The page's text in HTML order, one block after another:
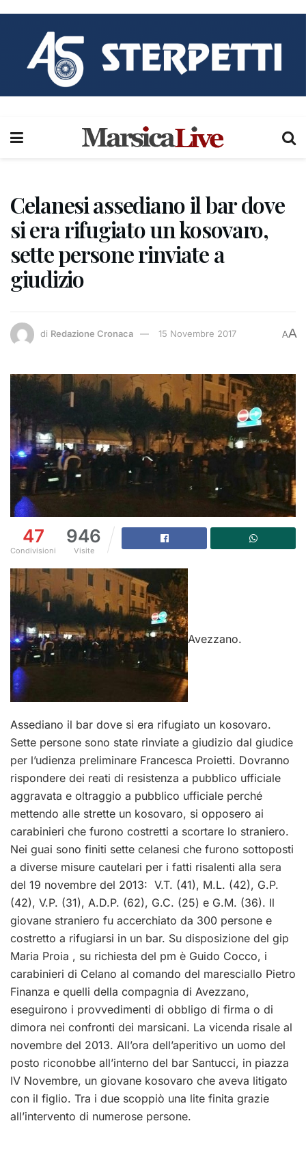
Celanesi assediano il bar dove
si era rifugiato un kosovaro,
sette persone rinviate a
giudizio
di Redazione Cronaca 15 Novembre 2017 AA
47
Condivisioni
946
Visite
Avezzano.
Assediano il bar dove si era rifugiato un kosovaro.
Sette persone sono state rinviate a giudizio dal giudice
per l’udienza preliminare Francesca Proietti. Dovranno
rispondere dei reati di resistenza a pubblico ufficiale
aggravata e oltraggio a pubblico ufficiale perché
mettendo alle strette un kosovaro, si opposero ai
carabinieri che furono costretti a scortare lo straniero.
Nei guai sono finiti sette celanesi che furono sottoposti
a diverse misure cautelari per i fatti risalenti alla sera
del 19 novembre del 2013: V.T. (41), M.L. (42), G.P.
(42), V.P. (31), A.D.P. (62), G.C. (25) e G.M. (36). Il
giovane straniero fu accerchiato da 300 persone e
costretto a rifugiarsi in un bar. Su disposizione del gip
Maria Proia , su richiesta del pm è Guido Cocco, i
carabinieri di Celano al comando del maresciallo Pietro
Finanza e quelli della compagnia di Avezzano,
eseguirono i provvedimenti di obbligo di firma o di
dimora nei confronti dei marsicani. La vicenda risale al
novembre del 2013. All’ora dell’aperitivo un uomo del
posto riconobbe all’interno del bar Santucci, in piazza
IV Novembre, un giovane kosovaro che aveva litigato
con il figlio. Tra i due scoppiò una lite finita grazie
all’intervento di numerose persone.